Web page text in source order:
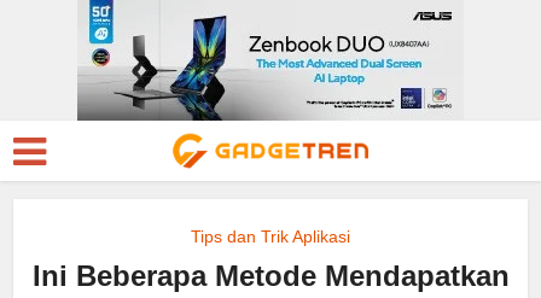
Tips dan Trik Aplikasi
Ini Beberapa Metode Mendapatkan